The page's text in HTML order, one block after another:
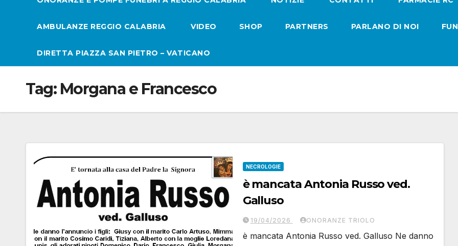
AMBULANZE REGGIO CALABRIA VIDEO SHOP PARTNERS PARLANO DI NOI
DIRETTA PIAZZA SAN PIETRO – VATICANO
Tag: Morgana e Francesco
NECROLOGIE
è mancata Antonia Russo ved.
Galluso
19/04/2026 ONORANZE TRIOLO
è mancata Antonia Russo ved. Galluso Ne danno